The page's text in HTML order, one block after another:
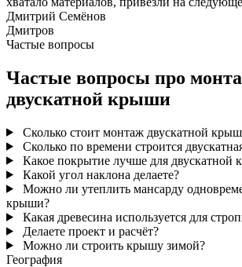
Дмитрий Семёнов
Дмитров
Частые вопросы
Частые вопросы про
двускатной крыши
Сколько стоит монтаж двускатной
Сколько по времени строится
Какое покрытие лучше для двускатной
Какой угол наклона делаете?
Можно ли утеплить мансарду
крыши?
Какая древесина используется для
Делаете проект и расчёт?
Можно ли строить крышу зимой?
География